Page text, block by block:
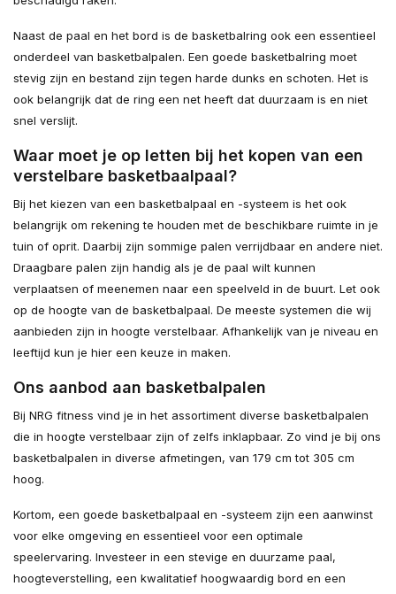
Naast de paal en het bord is de basketbalring ook een essentieel
onderdeel van basketbalpalen. Een goede basketbalring moet
stevig zijn en bestand zijn tegen harde dunks en schoten. Het is
ook belangrijk dat de ring een net heeft dat duurzaam is en niet
snel verslijt.
Waar moet je op letten bij het kopen van een
verstelbare basketbaalpaal?
Bij het kiezen van een basketbalpaal en -systeem is het ook
belangrijk om rekening te houden met de beschikbare ruimte in je
tuin of oprit. Daarbij zijn sommige palen verrijdbaar en andere niet.
Draagbare palen zijn handig als je de paal wilt kunnen
verplaatsen of meenemen naar een speelveld in de buurt. Let ook
op de hoogte van de basketbalpaal. De meeste systemen die wij
aanbieden zijn in hoogte verstelbaar. Afhankelijk van je niveau en
leeftijd kun je hier een keuze in maken.
Ons aanbod aan basketbalpalen
Bij NRG fitness vind je in het assortiment diverse basketbalpalen
die in hoogte verstelbaar zijn of zelfs inklapbaar. Zo vind je bij ons
basketbalpalen in diverse afmetingen, van 179 cm tot 305 cm
hoog.
Kortom, een goede basketbalpaal en -systeem zijn een aanwinst
voor elke omgeving en essentieel voor een optimale
speelervaring. Investeer in een stevige en duurzame paal,
hoogteverstelling, een kwalitatief hoogwaardig bord en een